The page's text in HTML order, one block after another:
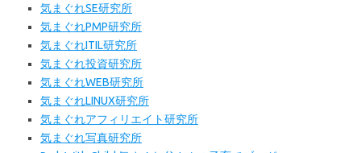
気まぐれSE研究所
気まぐれPMP研究所
気まぐれITIL研究所
気まぐれ投資研究所
気まぐれWEB研究所
気まぐれLINUX研究所
気まぐれアフィリエイト研究所
気まぐれ写真研究所